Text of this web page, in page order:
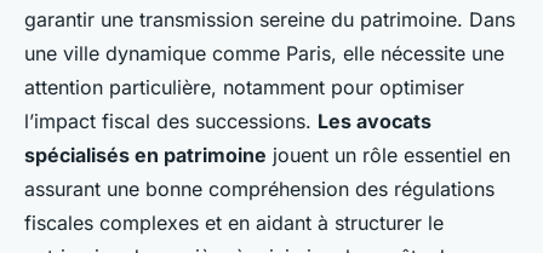
garantir une transmission sereine du patrimoine. Dans
une ville dynamique comme Paris, elle nécessite une
attention particulière, notamment pour optimiser
l’impact fiscal des successions. Les avocats
spécialisés en patrimoine jouent un rôle essentiel en
assurant une bonne compréhension des régulations
fiscales complexes et en aidant à structurer le